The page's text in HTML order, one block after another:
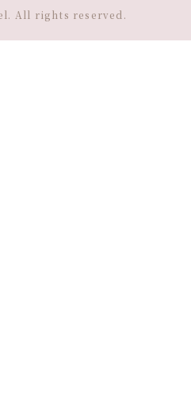
All rights reserved.